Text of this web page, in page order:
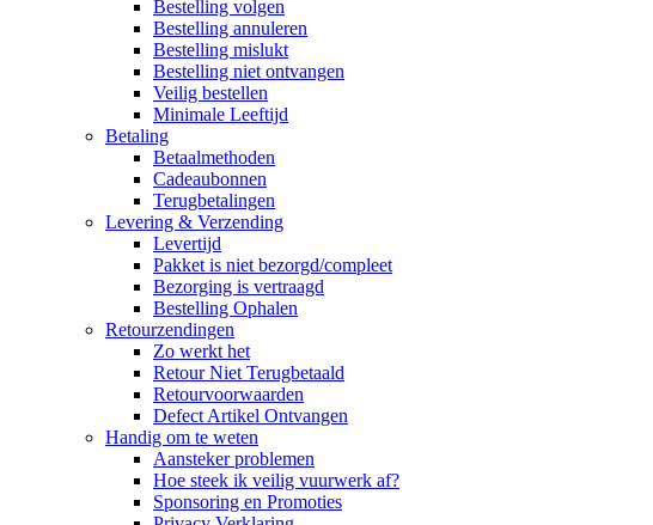
Bestelling volgen
Bestelling annuleren
Bestelling mislukt
Bestelling niet ontvangen
Veilig bestellen
Minimale Leeftijd
Betaling
Betaalmethoden
Cadeaubonnen
Terugbetalingen
Levering & Verzending
Levertijd
Pakket is niet bezorgd/compleet
Bezorging is vertraagd
Bestelling Ophalen
Retourzendingen
Zo werkt het
Retour Niet Terugbetaald
Retourvoorwaarden
Defect Artikel Ontvangen
Handig om te weten
Aansteker problemen
Hoe steek ik veilig vuurwerk af?
Sponsoring en Promoties